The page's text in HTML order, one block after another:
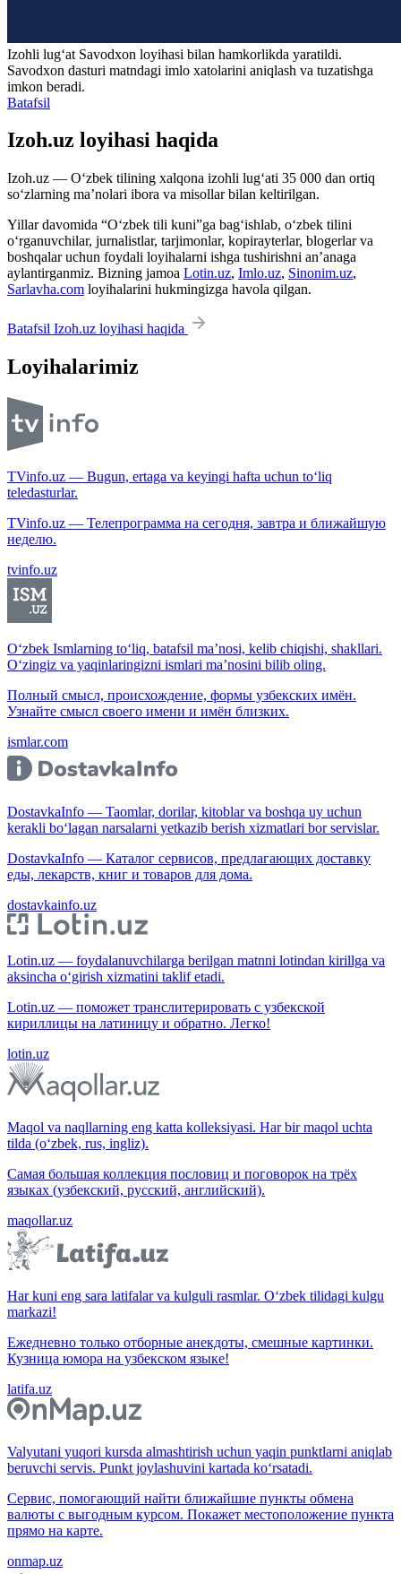
Izohli lugʻat Savodxon loyihasi bilan hamkorlikda yaratildi.
Savodxon dasturi matndagi imlo xatolarini aniqlash va tuzatishga
imkon beradi.
Batafsil
Izoh.uz loyihasi haqida
Izoh.uz — O‘zbek tilining xalqona izohli lug‘ati 35 000 dan ortiq
so‘zlarning ma’nolari ibora va misollar bilan keltirilgan.
Yillar davomida “O‘zbek tili kuni”ga bag‘ishlab, o‘zbek tilini
o‘rganuvchilar, jurnalistlar, tarjimonlar, kopirayterlar, blogerlar va
boshqalar uchun foydali loyihalarni ishga tushirishni an’anaga
aylantirganmiz. Bizning jamoa Lotin.uz, Imlo.uz, Sinonim.uz,
Sarlavha.com loyihalarini hukmingizga havola qilgan.
Batafsil Izoh.uz loyihasi haqida
Loyihalarimiz
TVinfo.uz — Bugun, ertaga va keyingi hafta uchun to‘liq
teledasturlar.
TVinfo.uz — Телепрограмма на сегодня, завтра и ближайшую
неделю.
tvinfo.uz
O‘zbek Ismlarning to‘liq, batafsil ma’nosi, kelib chiqishi, shakllari.
O‘zingiz va yaqinlaringizni ismlari ma’nosini bilib oling.
Полный смысл, происхождение, формы узбекских имён.
Узнайте смысл своего имени и имён близких.
ismlar.com
DostavkaInfo — Taomlar, dorilar, kitoblar va boshqa uy uchun
kerakli bo‘lagan narsalarni yetkazib berish xizmatlari bor servislar.
DostavkaInfo — Каталог сервисов, предлагающих доставку
еды, лекарств, книг и товаров для дома.
dostavkainfo.uz
Lotin.uz — foydalanuvchilarga berilgan matnni lotindan kirillga va
aksincha o‘girish xizmatini taklif etadi.
Lotin.uz — поможет транслитерировать с узбекской
кириллицы на латиницу и обратно. Легко!
lotin.uz
Maqol va naqllarning eng katta kolleksiyasi. Har bir maqol uchta
tilda (o‘zbek, rus, ingliz).
Самая большая коллекция пословиц и поговорок на трёх
языках (узбекский, русский, английский).
maqollar.uz
Har kuni eng sara latifalar va kulguli rasmlar. O‘zbek tilidagi kulgu
markazi!
Ежедневно только отборные анекдоты, смешные картинки.
Кузница юмора на узбекском языке!
latifa.uz
Valyutani yuqori kursda almashtirish uchun yaqin punktlarni aniqlab
beruvchi servis. Punkt joylashuvini kartada ko‘rsatadi.
Сервис, помогающий найти ближайшие пункты обмена
валюты с выгодным курсом. Покажет местоположение пункта
прямо на карте.
onmap.uz